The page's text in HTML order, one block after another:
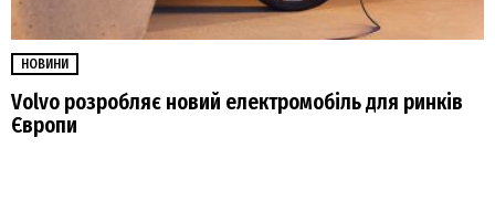
НОВИНИ
Volvo розробляє новий електромобіль для ринків
Європи